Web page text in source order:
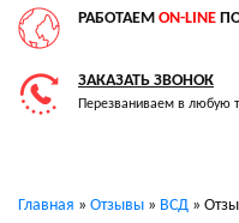
РАБОТАЕМ ON-LINE
ЗАКАЗАТЬ ЗВОНОК
Перезваниваем в любую
Главная » Отзывы » ВСД »